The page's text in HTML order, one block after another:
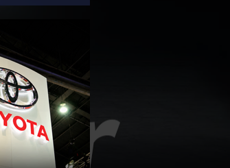
. - มิ.ย.) โตพุ่ง 67%
พร้อมส่งสัญญาณ
ายรวมปีนี้เพิ่มขึ้นเป็น
เดิมตั้งไว้ 30,000
ส่งมอบรถค้างสต็อก
งหมดในระยะเวลาอัน
ครึ่งปีแรกที่เติบโตสูง
บกับการแก้ไขปัญหา
จากสถานการณ์